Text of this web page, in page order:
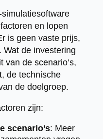
en lopen
is geen vaste prijs,
Wat de investering
van de scenario’s,
de technische
de doelgroep.
zijn:
scenario’s: Meer